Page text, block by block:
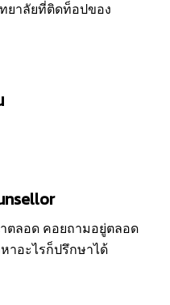
ทยาลัยที่ติดท็อปของ
ตลอด คอยถามอยู่ตลอด
าอะไรก็ปรึกษาได้